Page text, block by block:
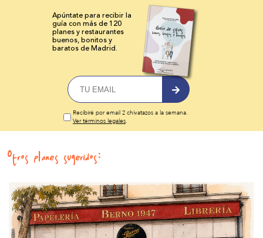
Apúntate para recibir la
guía con más de 120
planes y restaurantes
buenos, bonitos y
baratos de Madrid.
Recibiré por email 2 chivatazos a la semana.
Ver términos legales.
Otros planes sugeridos: